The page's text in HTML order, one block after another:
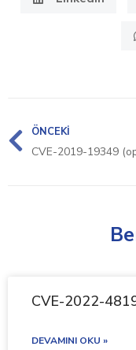
ÖNCEKI
CVE-2022-
DEVAMINI OKU »